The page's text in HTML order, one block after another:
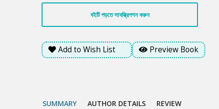
বইটি পড়তে সাবস্ক্রিপশন করুন
Add to Wish List Preview Book
SUMMARY AUTHOR DETAILS REVIEW